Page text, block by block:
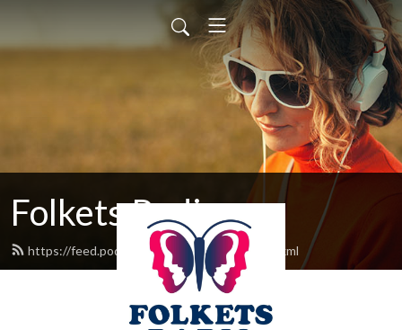
Folkets Radio
https://feed.podbean.com/folketsradio/feed.xml